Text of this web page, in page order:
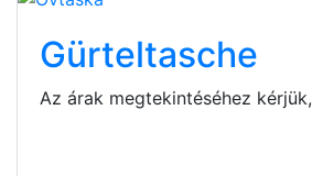
Gürteltasche
Az árak megtekintéséhez kérjük,